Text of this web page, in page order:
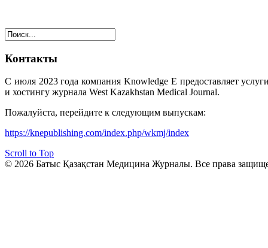
Контакты
С июля 2023 года компания Knowledge E предоставляет
и хостингу журнала West Kazakhstan Medical Journal.
Пожалуйста, перейдите к следующим выпускам:
https://knepublishing.com/index.php/wkmj/index
Scroll to Top
© 2026 Батыс Қазақстан Медицина Журналы. Все права